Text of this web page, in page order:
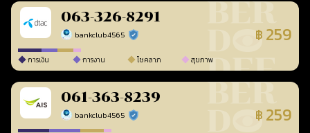
063-326-8291
bankclub4565 ร้านยืนยันแล้ว ฿ 259
การเงิน การงาน โชคลาภ สุขภาพ
061-363-8239
bankclub4565 ร้านยืนยันแล้ว ฿ 259